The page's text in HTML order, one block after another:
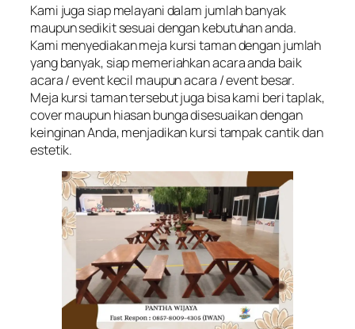
Kami juga siap melayani dalam jumlah banyak
maupun sedikit sesuai dengan kebutuhan anda.
Kami menyediakan meja kursi taman dengan jumlah
yang banyak, siap memeriahkan acara anda baik
acara / event kecil maupun acara / event besar.
Meja kursi taman tersebut juga bisa kami beri taplak,
cover maupun hiasan bunga disesuaikan dengan
keinginan Anda, menjadikan kursi tampak cantik dan
estetik.